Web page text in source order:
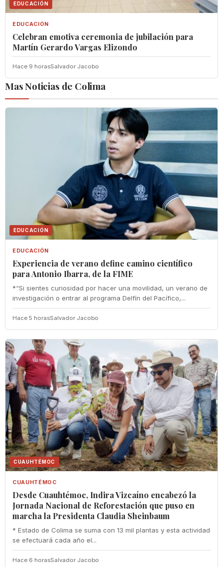
EDUCACIÓN
EDUCACIÓN
Celebran emotiva ceremonia de jubilación para
Martín Gerardo Vargas Elizondo
Hace 9 horasSalvador Jacobo
Mas Noticias de Colima
EDUCACIÓN
EDUCACIÓN
Experiencia de verano define camino científico
para Antonio Ibarra, de la FIME
*“Si sientes curiosidad por hacer una movilidad, un verano de
investigación o entrar al programa Delfín del Pacífico,...
Hace 5 horasSalvador Jacobo
CUAUHTÉMOC
CUAUHTÉMOC
Desde Cuauhtémoc, Indira Vizcaíno encabezó la
Jornada Nacional de Reforestación que puso en
marcha la Presidenta Claudia Sheinbaum
* Estado de Colima se suma con 13 mil plantas y esta actividad
se efectuará cada año el...
Hace 6 horasSalvador Jacobo